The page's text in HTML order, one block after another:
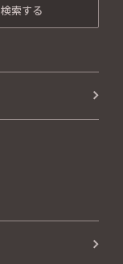
検索する